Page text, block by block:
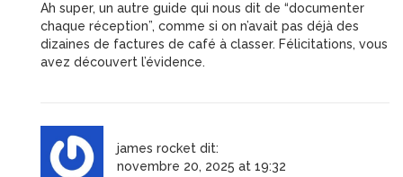
Ah super, un autre guide qui nous dit de “documenter
chaque réception”, comme si on n’avait pas déjà des
dizaines de factures de café à classer. Félicitations, vous
avez découvert l’évidence.
james rocket dit:
novembre 20, 2025 at 19:32